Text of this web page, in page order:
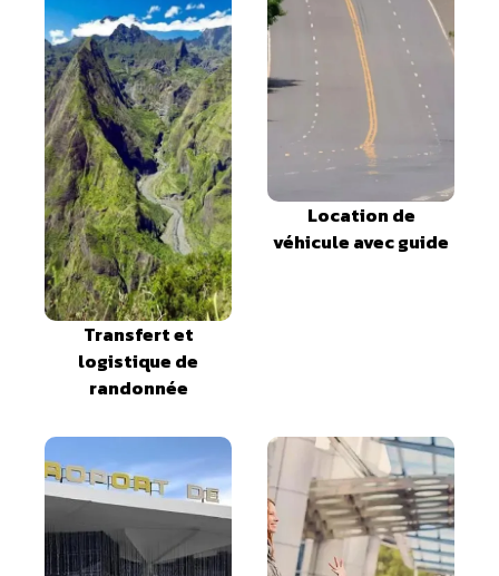
Transfert et
logistique de
randonnée
Location de
véhicule avec guide